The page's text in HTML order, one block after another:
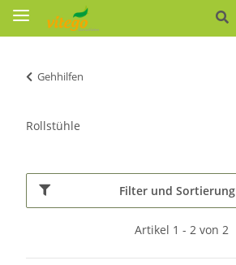
Gehhilfen
Rollstühle
Filter und Sortierung
Artikel 1 - 2 von 2